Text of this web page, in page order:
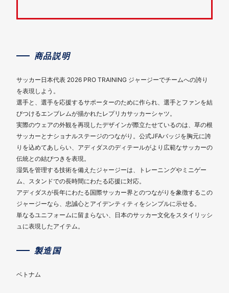
商品説明
サッカー日本代表 2026 PRO TRAINING ジャージーでチームへの誇り
を表現しよう。
選手と、選手を応援するサポーターのために作られ、選手とファンを結
びつけるエンブレムが描かれたレプリカサッカーシャツ。
実際のウェアの外観を再現したデザインが際立たせているのは、草の根
サッカーとナショナルステージのつながり。公式JFAバッジを胸元に誇
りを込めてあしらい、アディダスのディテールがより広範なサッカーの
伝統との結びつきを表現。
湿気を管理する技術を備えたジャージーは、トレーニングやミニゲー
ム、スタンドでの長時間にわたる応援に対応。
アディダスが長年にわたる国際サッカー界とのつながりを象徴するこの
ジャージーなら、忠誠心とアイデンティティをシンプルに示せる。
単なるユニフォームに留まらない、日本のサッカー文化をスタイリッシ
ュに表現したアイテム。
製造国
ベトナム